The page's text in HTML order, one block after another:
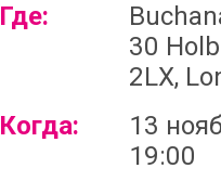
Где:
30
2LX,
Когда:
13
19:00